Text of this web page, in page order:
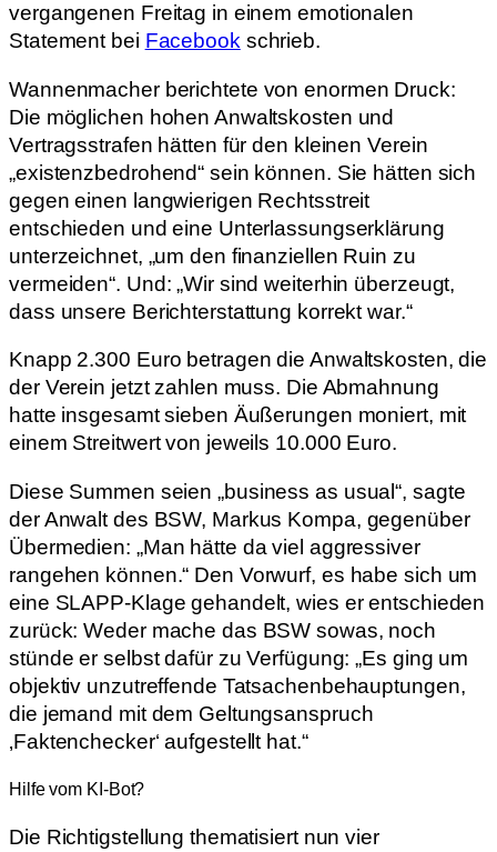
vergangenen Freitag in einem emotionalen
Statement bei Facebookschrieb.
Wannenmacher berichtete von enormen Druck:
Die möglichen hohen Anwaltskosten und
Vertragsstrafen hätten für den kleinen Verein
„existenzbedrohend“ sein können. Sie hätten sich
gegen einen langwierigen Rechtsstreit
entschieden und eine Unterlassungserklärung
unterzeichnet, „um den finanziellen Ruin zu
vermeiden“. Und: „Wir sind weiterhin überzeugt,
dass unsere Berichterstattung korrekt war.“
Knapp 2.300 Euro betragen die Anwaltskosten, die
der Verein jetzt zahlen muss. Die Abmahnung
hatte insgesamt sieben Äußerungen moniert, mit
einem Streitwert von jeweils 10.000 Euro.
Diese Summen seien „business as usual“, sagte
der Anwalt des BSW, Markus Kompa, gegenüber
Übermedien: „Man hätte da viel aggressiver
rangehen können.“ Den Vorwurf, es habe sich um
eine SLAPP-Klage gehandelt, wies er entschieden
zurück: Weder mache das BSW sowas, noch
stünde er selbst dafür zu Verfügung: „Es ging um
objektiv unzutreffende Tatsachenbehauptungen,
die jemand mit dem Geltungsanspruch
‚Faktenchecker‘ aufgestellt hat.“
Hilfe vom KI-Bot?
Die Richtigstellung thematisiert nun vier